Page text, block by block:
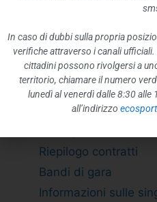
Provvedimenti
Provvedimenti
CONTROLLI SULLE
BANDI DI GARA E
Riepilogo contratti
Bandi di gara
Informazioni sulle
In caso di dubbi sulla propria
verifiche attraverso i canali
cittadini possono rivolgersi a
territorio, chiamare il numero
lunedì al venerdì dalle 8:30 alle
all’indirizzo